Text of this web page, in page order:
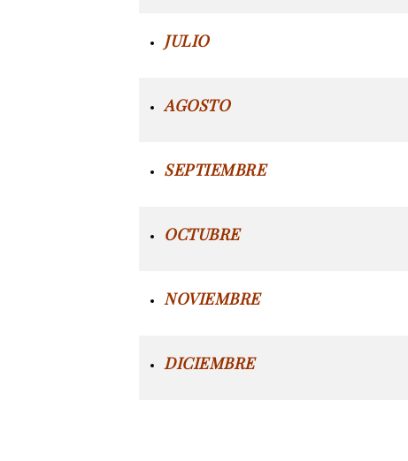
JULIO
AGOSTO
SEPTIEMBRE
OCTUBRE
NOVIEMBRE
DICIEMBRE